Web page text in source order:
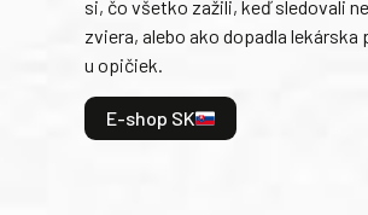
si, čo všetko zažili, keď sledovali
zviera, alebo ako dopadla lekárska
u opičiek.
E-shop SK